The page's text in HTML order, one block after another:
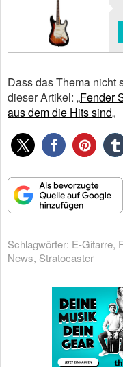
Dass das Thema nicht
dieser Artikel: „Fender
aus dem die Hits sind„
Schlagwörter: E-Gitarre,
News, Stratocaster